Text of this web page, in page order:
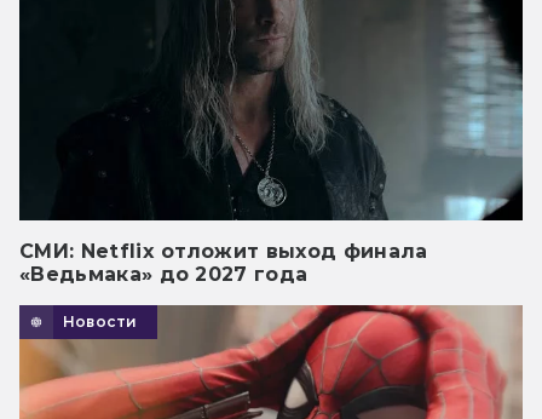
СМИ: Netflix отложит выход финала
«Ведьмака» до 2027 года
Новости